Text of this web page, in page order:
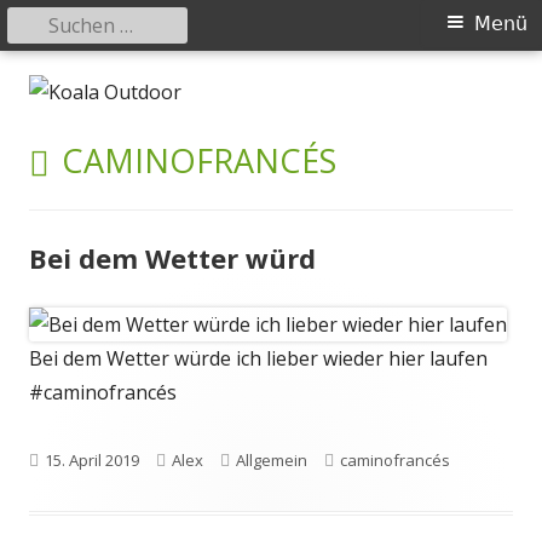
SpringeKoala Outdoor
Hier ist eine Übersicht meiner Wander- und Trekkingtouren
Primäres
Menü
Menü
Suchen
nach:
SCHLAGWORT:
CAMINOFRANCÉS
Bei dem Wetter würd
Bei dem Wetter würde ich lieber wieder hier laufen
#caminofrancés
Veröffentlicht
15. April 2019 Autor
Alex Kategorien
Allgemein Schlagwörter
caminofrancés